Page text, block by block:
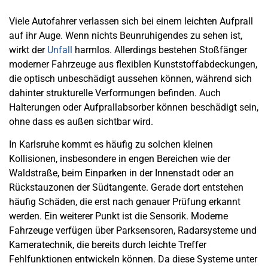
Viele Autofahrer verlassen sich bei einem leichten Aufprall
auf ihr Auge. Wenn nichts Beunruhigendes zu sehen ist,
wirkt der Unfall harmlos. Allerdings bestehen Stoßfänger
moderner Fahrzeuge aus flexiblen Kunststoffabdeckungen,
die optisch unbeschädigt aussehen können, während sich
dahinter strukturelle Verformungen befinden. Auch
Halterungen oder Aufprallabsorber können beschädigt sein,
ohne dass es außen sichtbar wird.
In Karlsruhe kommt es häufig zu solchen kleinen
Kollisionen, insbesondere in engen Bereichen wie der
Waldstraße, beim Einparken in der Innenstadt oder an
Rückstauzonen der Südtangente. Gerade dort entstehen
häufig Schäden, die erst nach genauer Prüfung erkannt
werden. Ein weiterer Punkt ist die Sensorik. Moderne
Fahrzeuge verfügen über Parksensoren, Radarsysteme und
Kameratechnik, die bereits durch leichte Treffer
Fehlfunktionen entwickeln können. Da diese Systeme unter